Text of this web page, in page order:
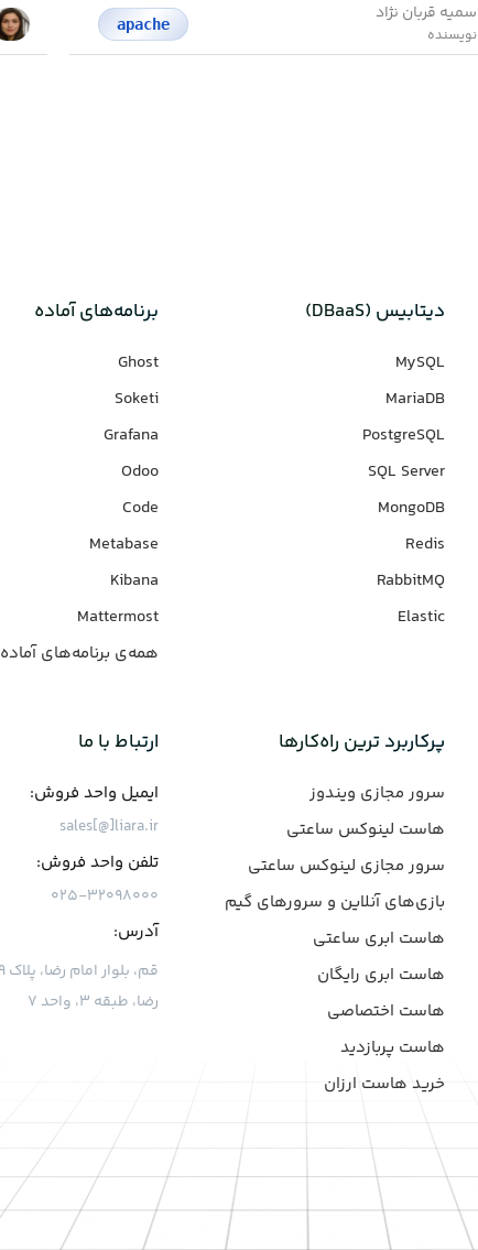
سمیه قربان نژاد
نویسنده
apache
دیتابیس‌ (DBaaS)
MySQL
MariaDB
PostgreSQL
SQL Server
MongoDB
Redis
RabbitMQ
Elastic
برنامه‌های‌ آماده
Ghost
Soketi
Grafana
Odoo
Code
Metabase
Kibana
Mattermost
همه‌ی برنامه‌های آماده
پرکاربرد ترین راه‌کارها
سرور مجازی ویندوز
هاست لینوکس ساعتی
سرور مجازی لینوکس ساعتی
بازی‌های آنلاین و سرورهای گیم
هاست ابری ساعتی
هاست ابری رایگان
هاست اختصاصی
هاست پربازدید
خرید هاست ارزان
ارتباط با ما
ایمیل واحد فروش:
sales[@]liara.ir
تلفن واحد فروش:
۰۲۵-۳۲۰۹۸۰۰۰
آدرس:
رضا، طبقه ۳، واحد ۷